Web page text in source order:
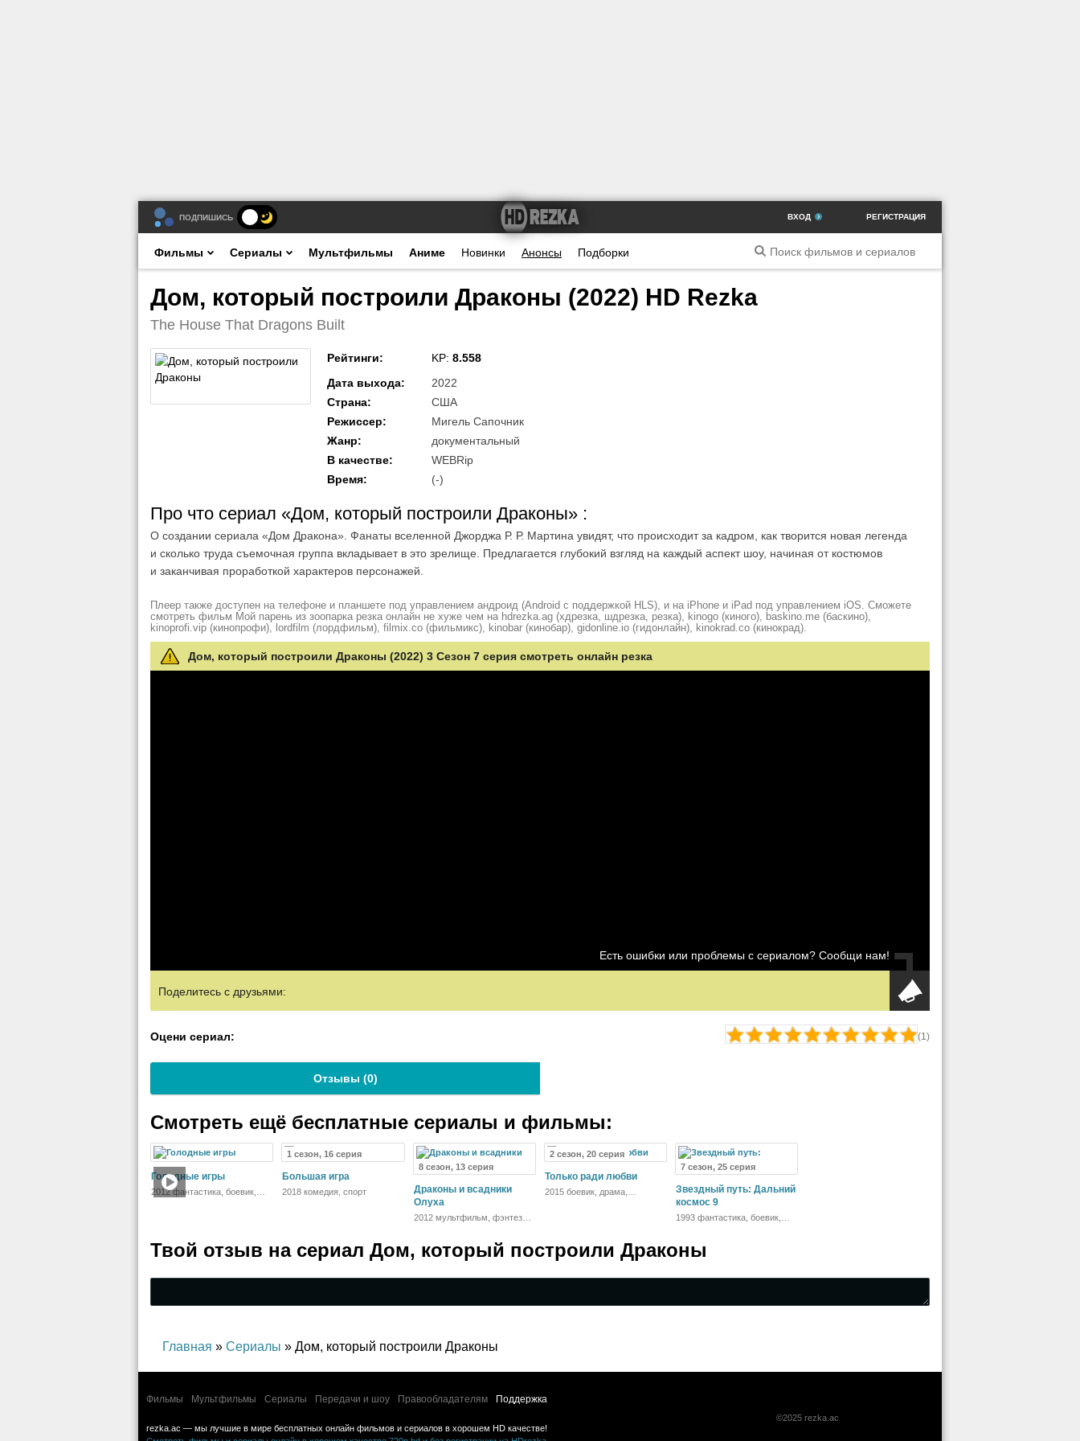
ПОДПИШИСЬ ВХОД РЕГИСТРАЦИЯ
Фильмы Сериалы Мультфильмы Аниме Новинки Анонсы Подборки
Дом, который построили Драконы (2022) HD Rezka
The House That Dragons Built
Рейтинги: KP: 8.558
Дата выхода:
2022
Страна:
США
Режиссер:
Мигель Сапочник
Жанр:
документальный
В качестве:
WEBRip
Время: (-)
Про что сериал «Дом, который построили Драконы» :
О создании сериала «Дом Дракона». Фанаты вселенной Джорджа Р. Р. Мартина увидят, что происходит за кадром, как творится новая легенда
и сколько труда съемочная группа вкладывает в это зрелище. Предлагается глубокий взгляд на каждый аспект шоу, начиная от костюмов
и заканчивая проработкой характеров персонажей.
Плеер также доступен на телефоне и планшете под управлением андроид (Android с поддержкой HLS), и на iPhone и iPad под управлением iOS. Сможете
смотреть фильм Мой парень из зоопарка резка онлайн не хуже чем на hdrezka.ag (хдрезка, шдрезка, резка), kinogo (киного), baskino.me (баскино),
kinoprofi.vip (кинопрофи), lordfilm (лордфильм), filmix.co (фильмикс), kinobar (кинобар), gidonline.io (гидонлайн), kinokrad.сo (кинокрад).
Дом, который построили Драконы (2022) 3 Сезон 7 серия смотреть онлайн резка
Есть ошибки или проблемы с сериалом? Сообщи нам!
Поделитесь с друзьями:
Оцени сериал: (1)
Отзывы (0)
Смотреть ещё бесплатные сериалы и фильмы:
Голодные игры
2012 фантастика, боевик,
1 сезон, 16 серия
Большая игра
2018 комедия, спорт
8 сезон, 13 серия
Драконы и всадники
Олуха
2012 мультфильм, фэнтези,
2 сезон, 20 серия
Только ради любви
2015 боевик, драма,
7 сезон, 25 серия
Звездный путь: Дальний
космос 9
1993 фантастика, боевик,
Твой отзыв на сериал Дом, который построили Драконы
Главная » Сериалы » Дом, который построили Драконы
Фильмы Мультфильмы Сериалы Передачи и шоу Правообладателям Поддержка
rezka.ac — мы лучшие в мире бесплатных онлайн фильмов и сериалов в хорошем HD качестве!
©2025 rezka.ac